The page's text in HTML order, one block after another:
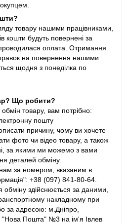
товару нашими працівниками,
кошти будуть повернені за
оплата. Отримання
на повернення нашими
щодня з понеділка по
Що робити?
товару, вам потрібно:
пошту
причину, чому ви хочете
фото чи відео товару, а також
за якими ми можемо з вами
деталей обміну.
за номером, вказаним в
+38 (097) 841-80-64.
здійснюється за даними,
накладному при
за адресою: м.Дніпро,
"Нова Пошта" №3 на ім'я Івлев